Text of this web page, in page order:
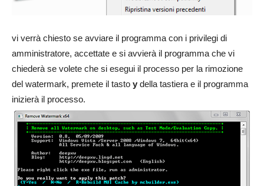
vi verrà chiesto se avviare il programma con i privilegi di
amministratore, accettate e si avvierà il programma che vi
chiederà se volete che si esegui il processo per la rimozione
del watermark, premete il tasto y della tastiera e il programma
inizierà il processo.